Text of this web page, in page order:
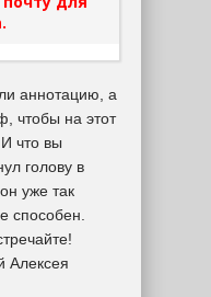
аннотацию, а
чтобы на этот
что вы
голову в
уже так
способен.
Алексея